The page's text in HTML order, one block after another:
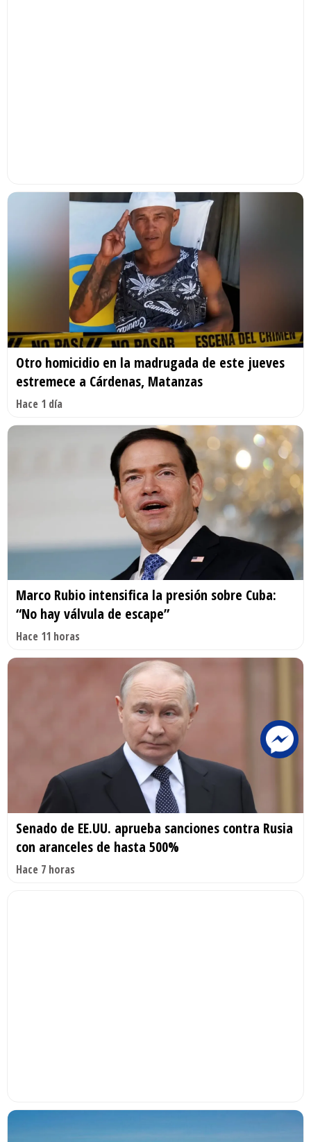
Otro homicidio en la madrugada de este jueves
estremece a Cárdenas, Matanzas
Hace 1 día
Marco Rubio intensifica la presión sobre Cuba:
“No hay válvula de escape”
Hace 11 horas
Senado de EE.UU. aprueba sanciones contra Rusia
con aranceles de hasta 500%
Hace 7 horas